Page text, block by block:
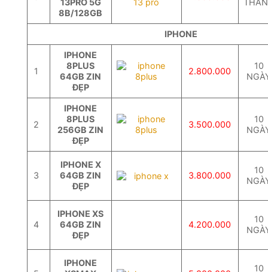
13PRO 5G
8B/128GB
IPHONE
1
IPHONE
8PLUS
64GB ZIN
ĐẸP
2.800.000
10
2
IPHONE
8PLUS
256GB ZIN
ĐẸP
3.500.000
10
3
IPHONE X
64GB ZIN
ĐẸP
3.800.000
10
4
IPHONE XS
64GB ZIN
ĐẸP
4.200.000
10
IPHONE
10